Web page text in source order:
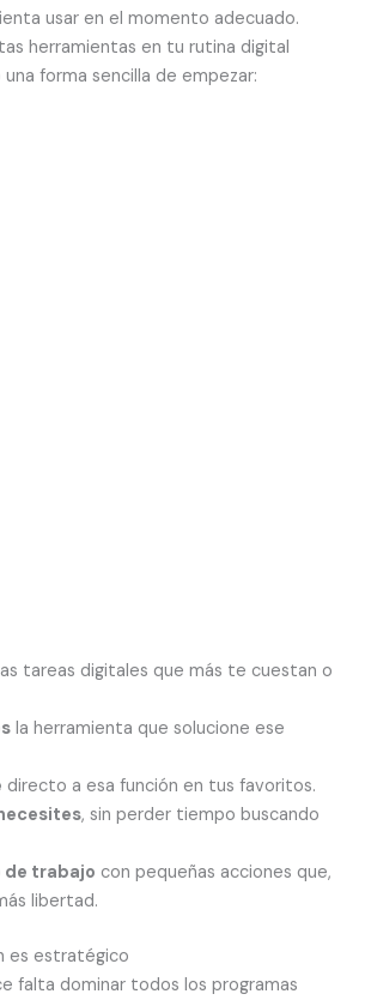
usar en el momento adecuado.
herramientas en tu rutina digital
forma sencilla de empezar:
tareas digitales que más te cuestan o
la herramienta que solucione ese
directo a esa función en tus favoritos.
, sin perder tiempo buscando
trabajo con pequeñas acciones que,
libertad.
es estratégico
falta dominar todos los programas